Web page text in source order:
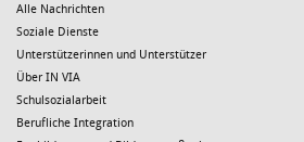
Alle Nachrichten
Soziale Dienste
Unterstützerinnen und Unterstützer
Über IN VIA
Schulsozialarbeit
Berufliche Integration